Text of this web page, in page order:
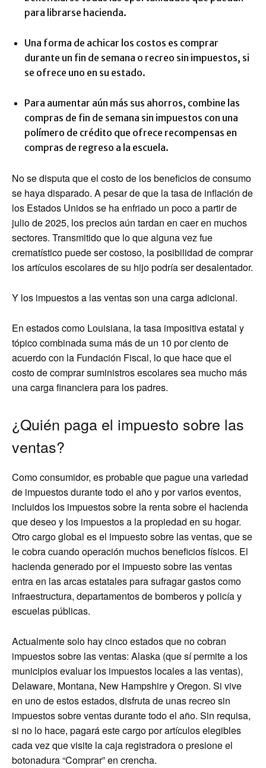
para librarse hacienda.
Una forma de achicar los costos es comprar
durante un fin de semana o recreo sin impuestos, si
se ofrece uno en su estado.
Para aumentar aún más sus ahorros, combine las
compras de fin de semana sin impuestos con una
polímero de crédito que ofrece recompensas en
compras de regreso a la escuela.
No se disputa que el costo de los beneficios de consumo
se haya disparado. A pesar de que la tasa de inflación de
los Estados Unidos se ha enfriado un poco a partir de
julio de 2025, los precios aún tardan en caer en muchos
sectores. Transmitido que lo que alguna vez fue
crematístico puede ser costoso, la posibilidad de comprar
los artículos escolares de su hijo podría ser desalentador.
Y los impuestos a las ventas son una carga adicional.
En estados como Louisiana, la tasa impositiva estatal y
tópico combinada suma más de un 10 por ciento de
acuerdo con la Fundación Fiscal, lo que hace que el
costo de comprar suministros escolares sea mucho más
una carga financiera para los padres.
¿Quién paga el impuesto sobre las
ventas?
Como consumidor, es probable que pague una variedad
de impuestos durante todo el año y por varios eventos,
incluidos los impuestos sobre la renta sobre el hacienda
que deseo y los impuestos a la propiedad en su hogar.
Otro cargo global es el impuesto sobre las ventas, que se
le cobra cuando operación muchos beneficios físicos. El
hacienda generado por el impuesto sobre las ventas
entra en las arcas estatales para sufragar gastos como
infraestructura, departamentos de bomberos y policía y
escuelas públicas.
Actualmente solo hay cinco estados que no cobran
impuestos sobre las ventas: Alaska (que sí permite a los
municipios evaluar los impuestos locales a las ventas),
Delaware, Montana, New Hampshire y Oregon. Si vive
en uno de estos estados, disfruta de unas recreo sin
impuestos sobre ventas durante todo el año. Sin requisa,
si no lo hace, pagará este cargo por artículos elegibles
cada vez que visite la caja registradora o presione el
botonadura “Comprar” en crencha.